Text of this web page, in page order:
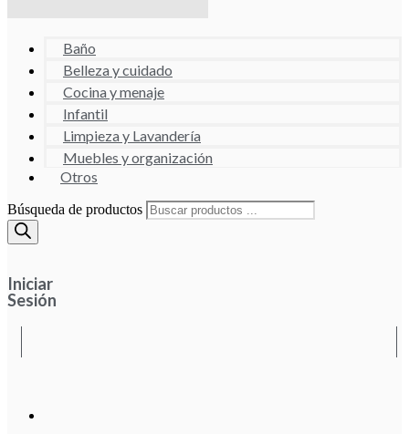
Baño
Belleza y cuidado
Cocina y menaje
Infantil
Limpieza y Lavandería
Muebles y organización
Otros
Búsqueda de productos
Iniciar
Sesión